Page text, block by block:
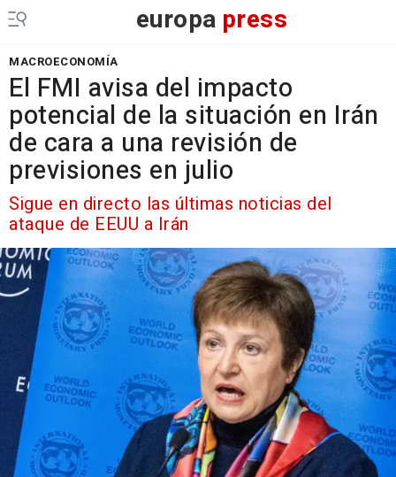
europa press
MACROECONOMÍA
El FMI avisa del impacto
potencial de la situación en Irán
de cara a una revisión de
previsiones en julio
Sigue en directo las últimas noticias del
ataque de EEUU a Irán